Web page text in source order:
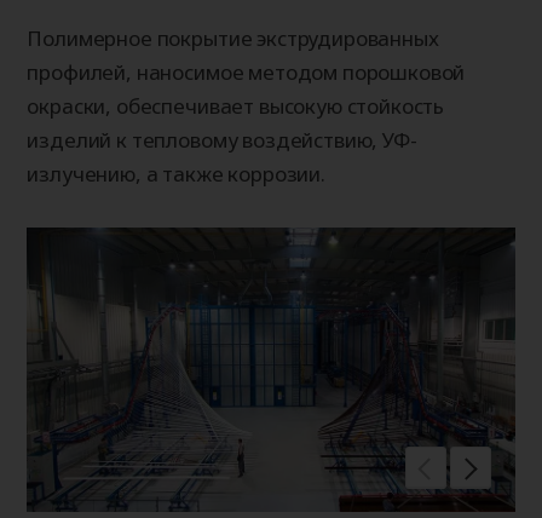
Полимерное покрытие экструдированных
профилей, наносимое методом порошковой
окраски, обеспечивает высокую стойкость
изделий к тепловому воздействию, УФ-
излучению, а также коррозии.